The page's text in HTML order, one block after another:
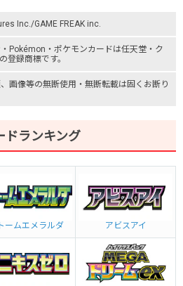
Inc./GAME FREAK inc.
Pokémon・ ポケモンカードは任天堂・ ク
の登録商標です。
画像等の無断使用・無断転載は固くお断り
ドランキング
ームエメラルダ アビスアイ